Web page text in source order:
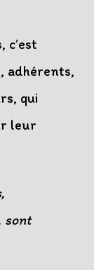
c’est
adhérents,
qui
leur
sont